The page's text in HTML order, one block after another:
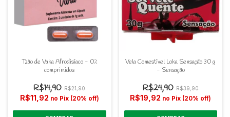
Tzão de Vaka Afrodisíaco - 02
comprimidos
R$14,90 R$21,90
R$11,92 no Pix (20% off)
Vela Comestível Loka Sensação 30 g
- Sensação
R$24,90 R$39,90
R$19,92 no Pix (20% off)